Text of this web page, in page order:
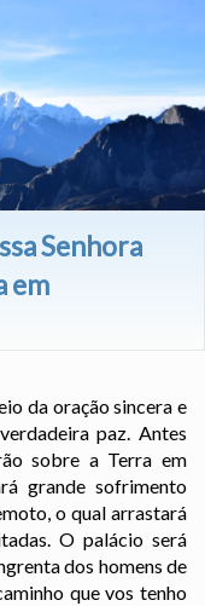
Senhora
em
da oração sincera e
paz. Antes
sobre a Terra em
grande sofrimento
o qual arrastará
O palácio será
dos homens de
que vos tenho